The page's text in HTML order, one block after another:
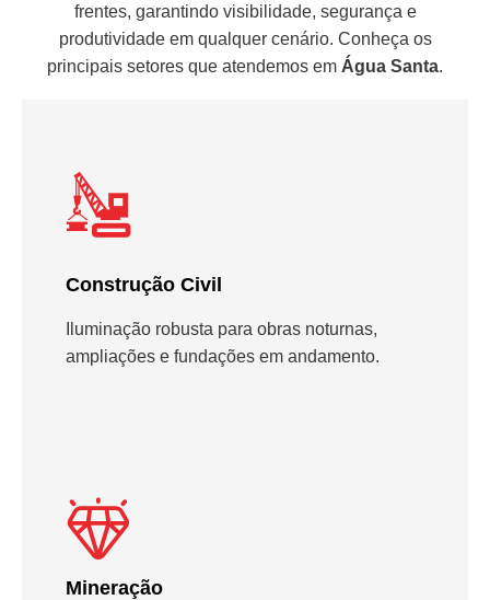
frentes, garantindo visibilidade, segurança e
produtividade em qualquer cenário. Conheça os
principais setores que atendemos em Água Santa.
Construção Civil
Iluminação robusta para obras noturnas,
ampliações e fundações em andamento.
Mineração